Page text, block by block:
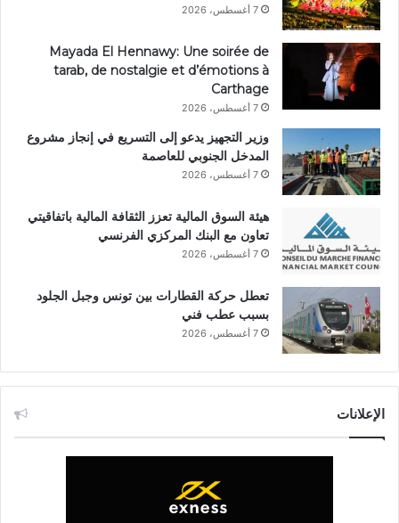
7 أغسطس، 2026
Mayada El Hennawy: Une soirée de
tarab, de nostalgie et d’émotions à
Carthage
7 أغسطس، 2026
وزير التجهيز يدعو إلى التسريع في إنجاز مشروع
المدخل الجنوبي للعاصمة
7 أغسطس، 2026
هيئة السوق المالية تعزز الثقافة المالية باتفاقيتي
تعاون مع البنك المركزي الفرنسي
7 أغسطس، 2026
تعطل حركة القطارات بين تونس وجبل الجلود
بسبب عطب فني
7 أغسطس، 2026
الإعلانات